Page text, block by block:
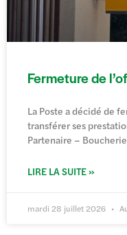
Fermeture de
La Poste a décidé de
transférer ses
Partenaire –
LIRE LA SUITE »
mardi 28 juillet 2026